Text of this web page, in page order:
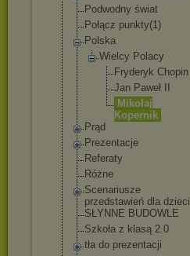
Podwodny świat
Połącz punkty(1)
Polska
Wielcy Polacy
Fryderyk Chopin
Jan Paweł II
Mikołaj
Kopernik
Prąd
Prezentacje
Referaty
Różne
Scenariusze
przedstawień dla dzieci
SŁYNNE BUDOWLE
Szkoła z klasą 2.0
tła do prezentacji